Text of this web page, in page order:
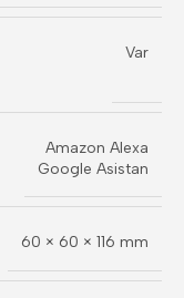
Var
Amazon Alexa
Google Asistan
60 × 60 × 116 mm